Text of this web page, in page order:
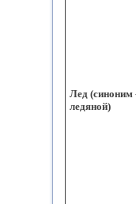
Лед (синоним
ледяной)